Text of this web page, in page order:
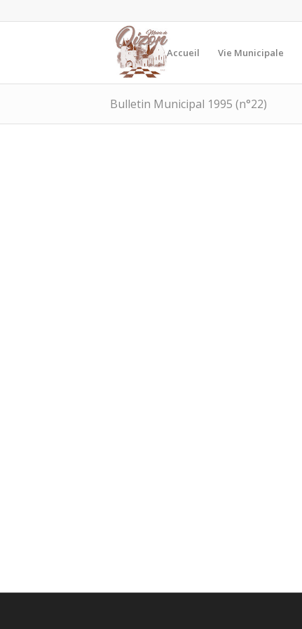
Accueil Vie Municipale
Bulletin Municipal 1995 (n°22)